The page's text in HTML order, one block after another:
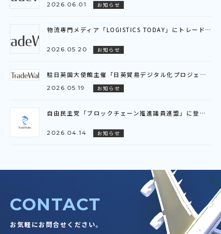
2026.06.01 お知らせ
物流専門メディア「LOGISTICS TODAY」にトレードワルツのインタビュー記事が掲載されました
2026.05.20 お知らせ
駐日英国大使館主催「日英貿易デジタル化プロジェクト」ビジネスブリーフィング参加のお知らせ
2026.05.19 お知らせ
自由民主党「ブロックチェーン推進議員連盟」に登壇いたしました
2026.04.14 お知らせ
CONTACT
お気軽にお問合せください。